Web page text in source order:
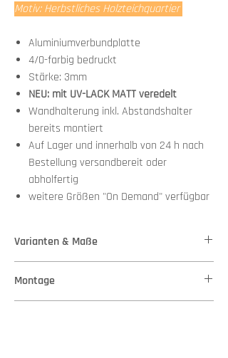
Motiv: Herbstliches Holzteichquartier
Aluminiumverbundplatte
4/0-farbig bedruckt
Stärke: 3mm
NEU: mit UV-LACK MATT veredelt
Wandhalterung inkl. Abstandshalter
bereits montiert
Auf Lager und innerhalb von 24 h nach
Bestellung versandbereit oder
abholfertig
weitere Größen "On Demand" verfügbar
Varianten & Maße
Maße: 66,00 cm x 100,00 cm
Montage